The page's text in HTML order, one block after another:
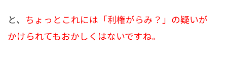
と、 ちょっとこれには「利権がらみ？」の疑いが
かけられてもおかしくはないですね。